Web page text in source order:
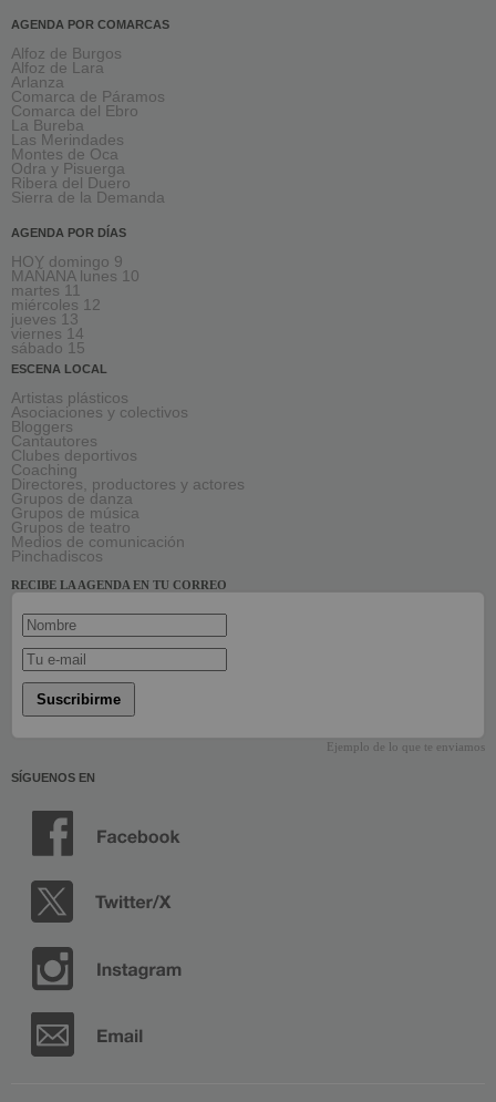
AGENDA POR COMARCAS
Alfoz de Burgos
Alfoz de Lara
Arlanza
Comarca de Páramos
Comarca del Ebro
La Bureba
Las Merindades
Montes de Oca
Odra y Pisuerga
Ribera del Duero
Sierra de la Demanda
AGENDA POR DÍAS
HOY domingo 9
MAÑANA lunes 10
martes 11
miércoles 12
jueves 13
viernes 14
sábado 15
ESCENA LOCAL
Artistas plásticos
Asociaciones y colectivos
Bloggers
Cantautores
Clubes deportivos
Coaching
Directores, productores y actores
Grupos de danza
Grupos de música
Grupos de teatro
Medios de comunicación
Pinchadiscos
RECIBE LA AGENDA EN TU CORREO
Suscribirme
Ejemplo de lo que te enviamos
SÍGUENOS EN